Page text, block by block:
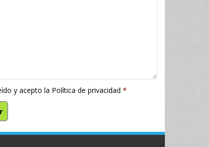
y acepto la Política de privacidad *